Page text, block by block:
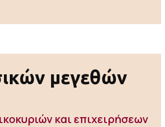
μεγεθών
και επιχειρήσεων